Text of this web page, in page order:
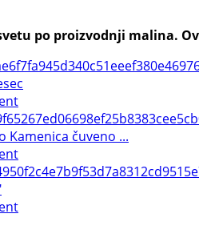
po proizvodnji malina.
Kamenica čuveno ...